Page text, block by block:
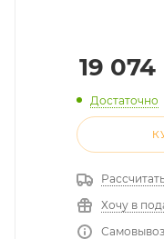
19 074
Достаточно
Хочу в